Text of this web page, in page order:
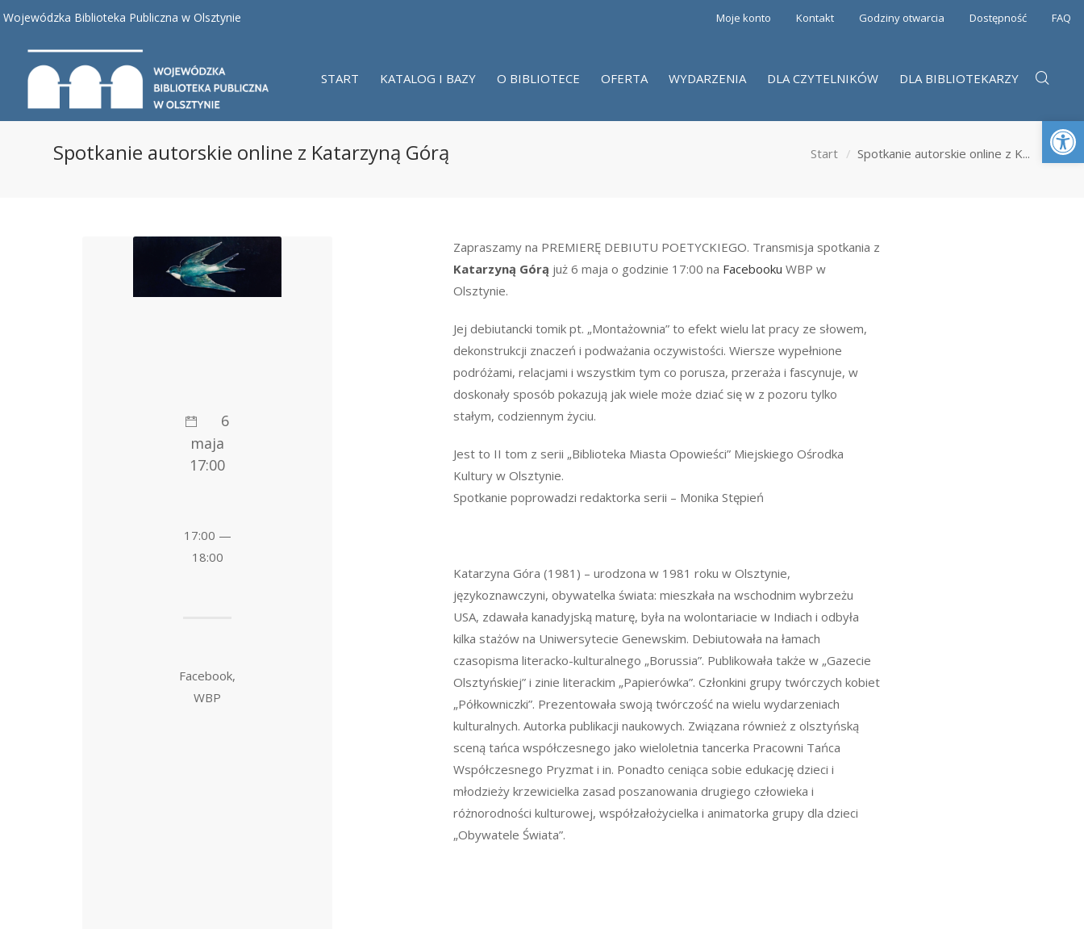
Wojewódzka Biblioteka Publiczna w Olsztynie Moje konto Kontakt Godziny otwarcia Dostępność FAQ
START KATALOG I BAZY O BIBLIOTECE OFERTA WYDARZENIA DLA CZYTELNIKÓW DLA BIBLIOTEKARZY
Spotkanie autorskie online z Katarzyną Górą Start Spotkanie autorskie online z K...
Zapraszamy na PREMIERĘ DEBIUTU POETYCKIEGO. Transmisja spotkania z
Katarzyną Górą już 6 maja o godzinie 17:00 na Facebooku WBP w
Olsztynie.
Jej debiutancki tomik pt. „Montażownia” to efekt wielu lat pracy ze słowem,
dekonstrukcji znaczeń i podważania oczywistości. Wiersze wypełnione
podróżami, relacjami i wszystkim tym co porusza, przeraża i fascynuje, w
doskonały sposób pokazują jak wiele może dziać się w z pozoru tylko
stałym, codziennym życiu.
Jest to II tom z serii „Biblioteka Miasta Opowieści” Miejskiego Ośrodka
Kultury w Olsztynie.
Spotkanie poprowadzi redaktorka serii – Monika Stępień
Katarzyna Góra (1981) – urodzona w 1981 roku w Olsztynie,
językoznawczyni, obywatelka świata: mieszkała na wschodnim wybrzeżu
USA, zdawała kanadyjską maturę, była na wolontariacie w Indiach i odbyła
kilka stażów na Uniwersytecie Genewskim. Debiutowała na łamach
czasopisma literacko-kulturalnego „Borussia”. Publikowała także w „Gazecie
Olsztyńskiej” i zinie literackim „Papierówka”. Członkini grupy twórczych kobiet
„Półkowniczki”. Prezentowała swoją twórczość na wielu wydarzeniach
kulturalnych. Autorka publikacji naukowych. Związana również z olsztyńską
sceną tańca współczesnego jako wieloletnia tancerka Pracowni Tańca
Współczesnego Pryzmat i in. Ponadto ceniąca sobie edukację dzieci i
młodzieży krzewicielka zasad poszanowania drugiego człowieka i
różnorodności kulturowej, współzałożycielka i animatorka grupy dla dzieci
„Obywatele Świata”.
6
maja
17:00
17:00 —
18:00
Facebook,
WBP